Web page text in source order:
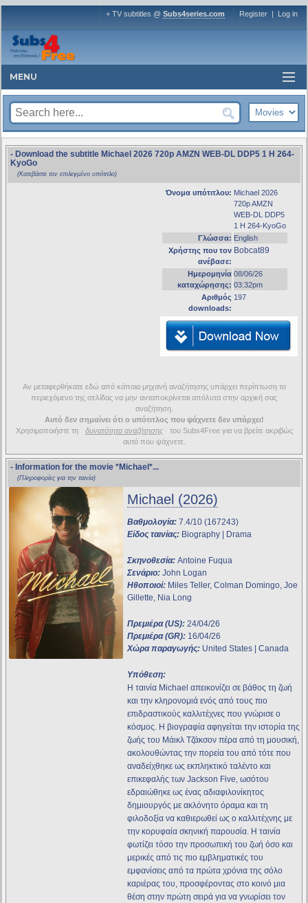
+ TV subtitles @ Subs4series.com Register | Log in
MENU
- Download the subtitle Michael 2026 720p AMZN WEB-DL DDP5 1 H 264-
KyoGo
(Κατεβάστε τον επιλεγμένο υπότιτλο)
Όνομα υπότιτλου: Michael 2026
720p AMZN
WEB-DL DDP5
1 H 264-KyoGo
Γλώσσα: English
Χρήστης που τον
ανέβασε:
Bobcat89
Ημερομηνία
καταχώρησης:
08/06/26
03:32pm
Αριθμός
downloads:
197
Αν μεταφερθήκατε εδώ από κάποια μηχανή αναζήτησης υπάρχει περίπτωση το
περιεχόμενο της σελίδας να μην ανταποκρίνεται απόλυτα στην αρχική σας
αναζήτηση.
Αυτό δεν σημαίνει ότι ο υπότιτλος που ψάχνετε δεν υπάρχει!
Χρησιμοποιήστε τη
δυνατότητα αναζήτησης
του Subs4Free για να βρείτε ακριβώς
αυτό που ψάχνετε.
- Information for the movie *Michael*...
(Πληροφορίες για την ταινία)
Michael (2026)
Βαθμολογία: 7.4/10 (167243)
Είδος ταινίας: Biography | Drama
Σκηνοθεσία: Antoine Fuqua
Σενάριο: John Logan
Ηθοποιοί: Miles Teller, Colman Domingo, Joe
Gillette, Nia Long
Πρεμιέρα (US): 24/04/26
Πρεμιέρα (GR): 16/04/26
Χώρα παραγωγής: United States | Canada
Υπόθεση:
Η ταινία Michael απεικονίζει σε βάθος τη ζωή
και την κληρονομιά ενός από τους πιο
επιδραστικούς καλλιτέχνες που γνώρισε ο
κόσμος. Η βιογραφία αφηγείται την ιστορία της
ζωής του Μάικλ Τζάκσον πέρα από τη μουσική,
ακολουθώντας την πορεία του από τότε που
αναδείχθηκε ως εκπληκτικό ταλέντο και
επικεφαλής των Jackson Five, ωσότου
εδραιώθηκε ως ένας αδιαφιλονίκητος
δημιουργός με ακλόνητο όραμα και τη
φιλοδοξία να καθιερωθεί ως ο καλλιτέχνης με
την κορυφαία σκηνική παρουσία. Η ταινία
φωτίζει τόσο την προσωπική του ζωή όσο και
μερικές από τις πιο εμβληματικές του
εμφανίσεις από τα πρώτα χρόνια της σόλο
καριέρας του, προσφέροντας στο κοινό μια
θέση στην πρώτη σειρά για να γνωρίσει τον